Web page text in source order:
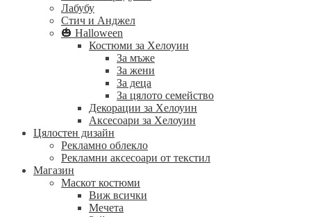
Лабубу
Стич и Анджел
🎃 Halloween
Костюми за Хелоуин
За мъже
За жени
За деца
За цялото семейство
Декорации за Хелоуин
Аксесоари за Хелоуин
Цялостен дизайн
Рекламно облекло
Рекламни аксесоари от текстил
Магазин
Маскот костюми
Виж всички
Мечета